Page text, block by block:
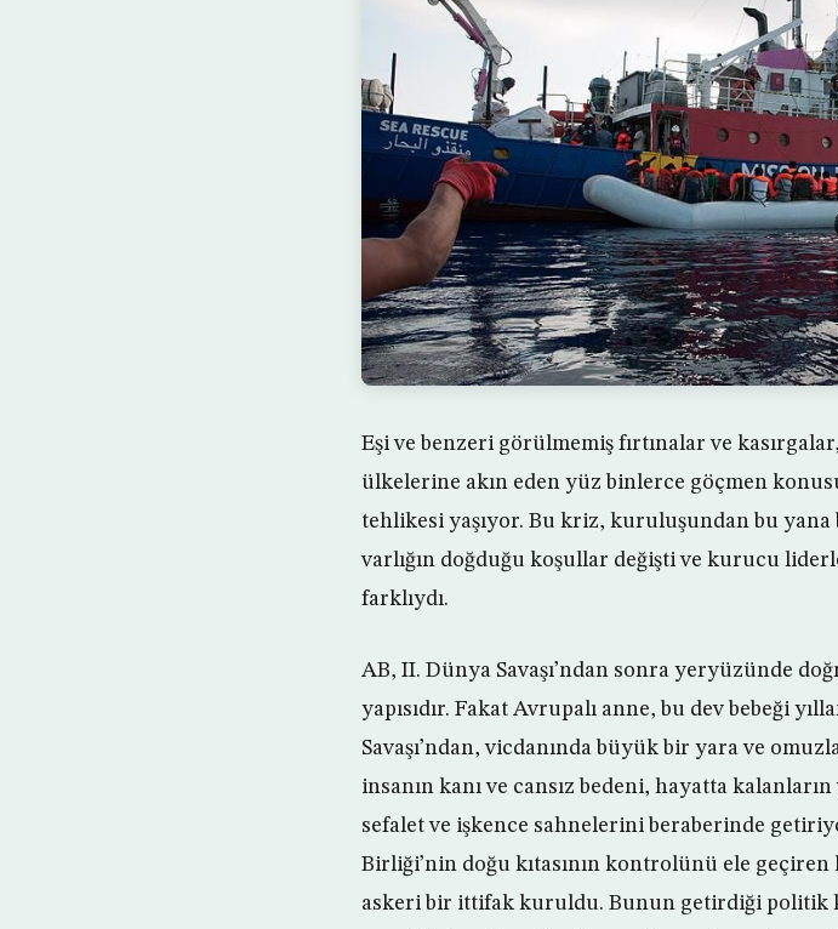
Eşi ve benzeri görülmemiş fırtınalar ve
ülkelerine akın eden yüz binlerce göçmen
tehlikesi yaşıyor. Bu kriz, kuruluşundan bu yana
varlığın doğduğu koşullar değişti ve kurucu
farklıydı.
AB, II. Dünya Savaşı’ndan sonra yeryüzünde
yapısıdır. Fakat Avrupalı anne, bu dev bebeği
Savaşı’ndan, vicdanında büyük bir yara ve
insanın kanı ve cansız bedeni, hayatta
sefalet ve işkence sahnelerini beraberinde
Birliği’nin doğu kıtasının kontrolünü ele
askeri bir ittifak kuruldu. Bunun getirdiği politik